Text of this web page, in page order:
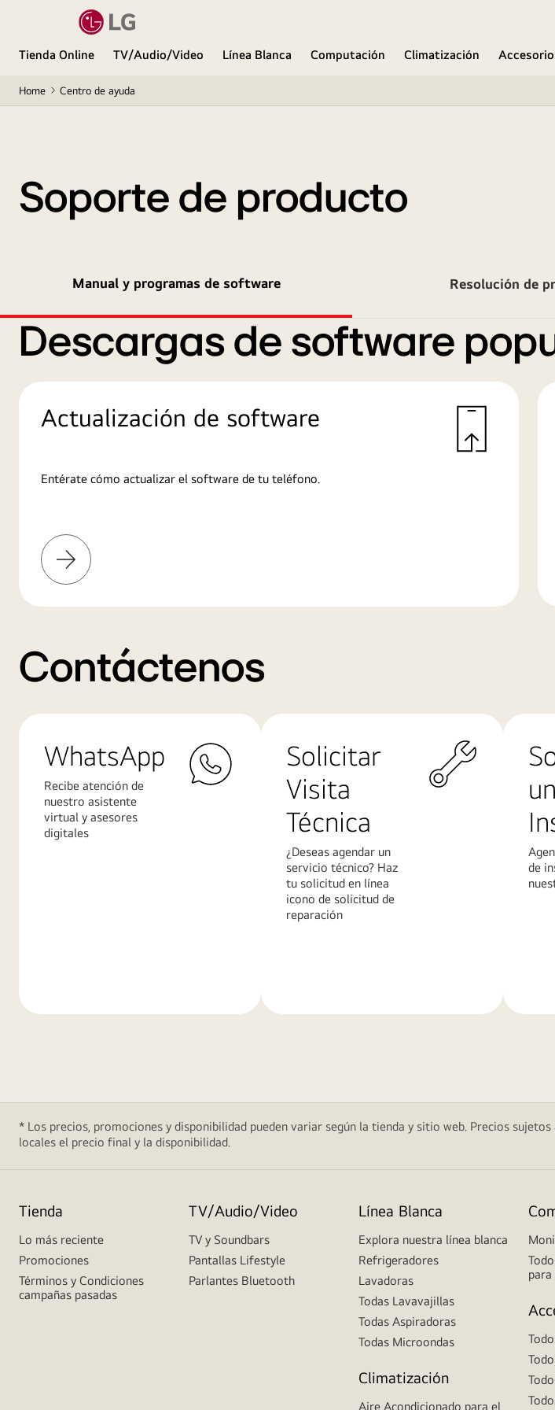
Tienda Online TV/Audio/Video Línea Blanca Computación Climatización
Home Centro de ayuda
Soporte de producto
Manual y programas de software Resolución de
Descargas de software
Actualización de software
Entérate cómo actualizar el software de tu teléfono.
Conoce
más
Contáctenos
WhatsApp
Recibe atención de
nuestro asistente
virtual y asesores
digitales
Solicitar
Visita
Técnica
¿Deseas agendar un
servicio técnico? Haz
tu solicitud en línea
icono de solicitud de
reparación
de
* Los precios, promociones y disponibilidad pueden variar según la tienda y sitio web. Precios
locales el precio final y la disponibilidad.
Tienda
Lo más reciente
Promociones
Términos y Condiciones
campañas pasadas
TV/Audio/Video
TV y Soundbars
Pantallas Lifestyle
Parlantes Bluetooth
Línea Blanca
Explora nuestra línea blanca
Refrigeradores
Lavadoras
Todas Lavavajillas
Todas Aspiradoras
Todas Microondas
Climatización
Aire Acondicionado para el